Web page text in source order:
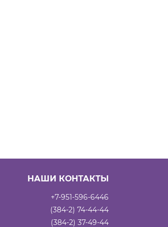
НАШИ КОНТАКТЫ
+7-951-596-6446
(384-2) 74-44-44
(384-2) 37-49-44